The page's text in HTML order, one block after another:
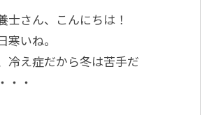
士さん、こんにちは！
寒いね。
冷え症だから冬は苦手だ
・・